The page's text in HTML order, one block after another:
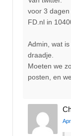
voor 3
FD.nl in
Admin, wat
draadje.
Moeten we
posten, en